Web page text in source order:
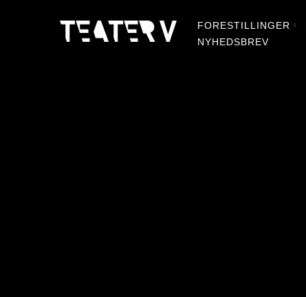
FORESTILLINGER
NYHEDSBREV